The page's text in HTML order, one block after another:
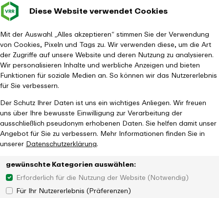
Diese Website verwendet Cookies
Mit der Auswahl „Alles akzeptieren“ stimmen Sie der Verwendung
von Cookies, Pixeln und Tags zu. Wir verwenden diese, um die Art
der Zugriffe auf unsere Website und deren Nutzung zu analysieren.
Wir personalisieren Inhalte und werbliche Anzeigen und bieten
Funktionen für soziale Medien an. So können wir das Nutzererlebnis
für Sie verbessern.
Der Schutz Ihrer Daten ist uns ein wichtiges Anliegen. Wir freuen
uns über Ihre bewusste Einwilligung zur Verarbeitung der
ausschließlich pseudonym erhobenen Daten. Sie helfen damit unser
Angebot für Sie zu verbessern. Mehr Informationen finden Sie in
unsererDatenschutzerklärung.
gewünschte Kategorien auswählen:
Erforderlich für die Nutzung der Website (Notwendig)
Für Ihr Nutzererlebnis (Präferenzen)
Verkehrsverbund Baustellen im
Leichte
Startseite Aktuelles Magazin Stationsbericht 2025
Ein Blick in den Stationsbericht 2025